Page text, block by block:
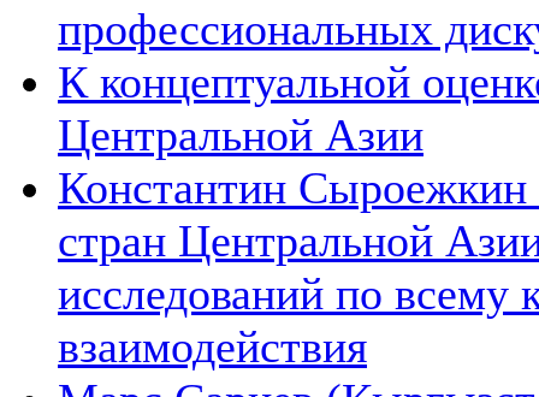
профессиональных
К концептуальной
Центральной Азии
Константин Сыроежкин
стран Центральной
исследований по всему
взаимодействия